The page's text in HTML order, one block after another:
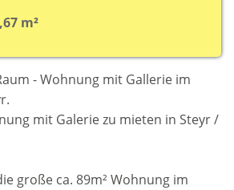
m²
- Wohnung mit Gallerie im
mit Galerie zu mieten in Steyr /
große ca. 89m² Wohnung im